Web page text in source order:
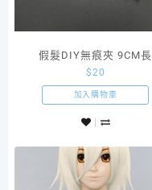
假髮DIY無痕夾 9CM長
$20
加入購物車